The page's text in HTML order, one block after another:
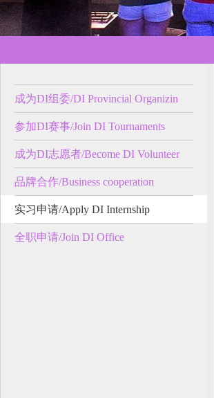
成为DI组委/DI Provincial Organizin
参加DI赛事/Join DI Tournaments
成为DI志愿者/Become DI Volunteer
品牌合作/Business cooperation
实习申请/Apply DI Internship
全职申请/Join DI Office